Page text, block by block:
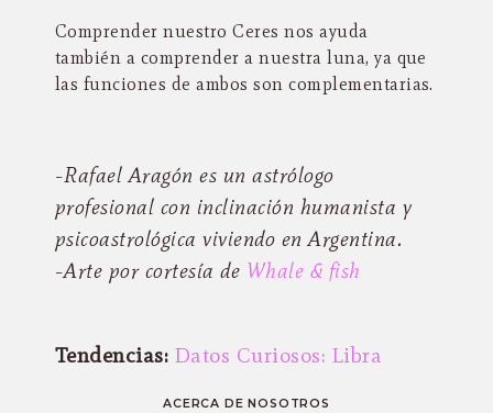
Comprender nuestro Ceres nos ayuda
también a comprender a nuestra luna, ya que
las funciones de ambos son complementarias.
-Rafael Aragón es un astrólogo
profesional con inclinación humanista y
psicoastrológica viviendo en Argentina.
-Arte por cortesía de Whale & fish
Tendencias: Datos Curiosos: Libra
ACERCA DE NOSOTROS